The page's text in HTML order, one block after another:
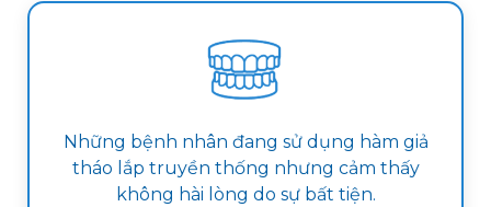
Những bệnh nhân đang sử dụng hàm giả
tháo lắp truyền thống nhưng cảm thấy
không hài lòng do sự bất tiện.